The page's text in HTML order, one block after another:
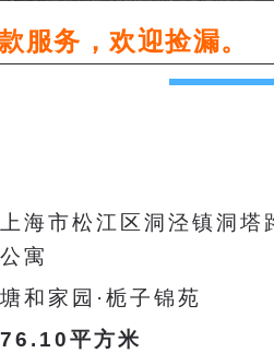
服务，欢迎捡漏。
上海市松江区洞泾镇洞
公寓
塘和家园·栀子锦苑
76.10平方米